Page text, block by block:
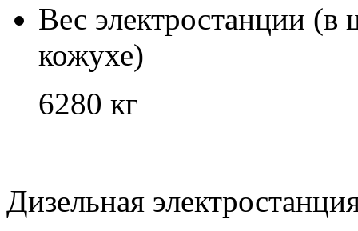
Вес электростанции
кожухе)
6280 кг
Дизельная